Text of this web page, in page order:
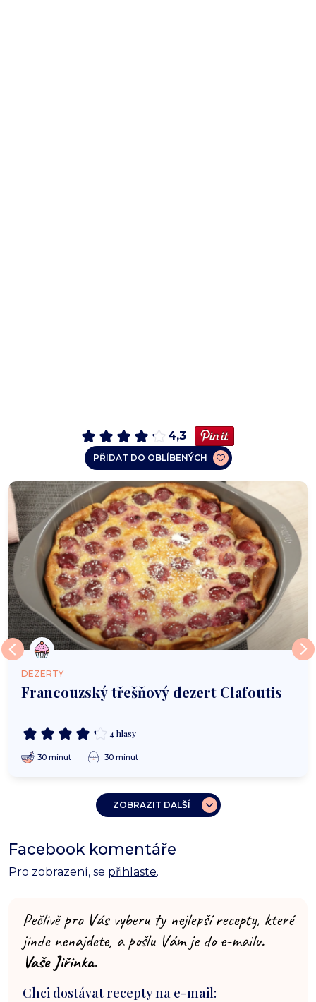
4,3
PŘIDAT DO OBLÍBENÝCH
DEZERTY
Francouzský třešňový dezert Clafoutis
4 hlasy
30 minut 30 minut
ZOBRAZIT DALŠÍ
Facebook komentáře
Pro zobrazení, se přihlaste.
Pečlivě pro Vás vyberu ty nejlepší recepty, které
jinde nenajdete, a pošlu Vám je do e-mailu.
Vaše Jiřinka.
Chci dostávat recepty na e-mail: